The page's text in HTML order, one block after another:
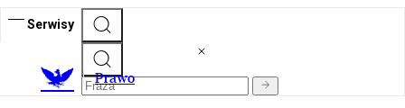
Serwisy
Prawo